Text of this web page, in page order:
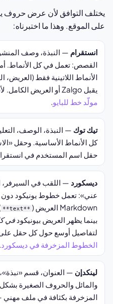
يختلف التوافق لأن عرض حروف
على الموقع. وهذا ما اختبرناه:
انستقرام — النبذة، وصف
القصص: تعمل في كل الأنماط.
الأنماط اللاتينية فقط (العريض،
يقبل Zalgo أو العريض الكامل. لأفكار وقوالب بايو جاهزة، جرّب
مولّد خط للبايو.
تيك توك — النبذة، الوصف،
كل الأنماط الأساسية. وحقل
حقل اسم المستخدم في
ديسكورد — اللقب في السيرفر،
Markdown العريض (
**text**
بينما يظهر العريض بيونيكودفي
لتفاصيل أوسع حول كل حقل على
الخطوط المزخرفة في ديسكورد
لينكدإن — العنوان، قسم
المزخرفة بكثافة في ملف